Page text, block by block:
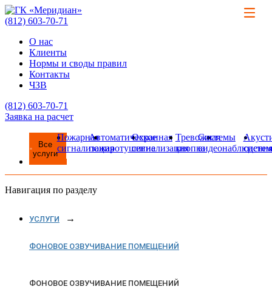
(812) 603-70-71
О нас
Клиенты
Нормы и своды правил
Контакты
ЧЗВ
(812) 603-70-71
Заявка на расчет
Все
услуги
Пожарная
сигнализация
Автоматическое
пожаротушение
Охранная
сигнализация
Тревожная
кнопка
Системы
видеонаблюдения
Навигация по разделу
УСЛУГИ
ФОНОВОЕ ОЗВУЧИВАНИЕ ПОМЕЩЕНИЙ
ФОНОВОЕ ОЗВУЧИВАНИЕ ПОМЕЩЕНИЙ